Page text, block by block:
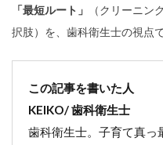
「最短ルート」
（クリーニン
択肢）を、歯科衛生士の視点
この記事を書いた人
KEIKO/ 歯科衛生士
歯科衛生士。子育て真っ